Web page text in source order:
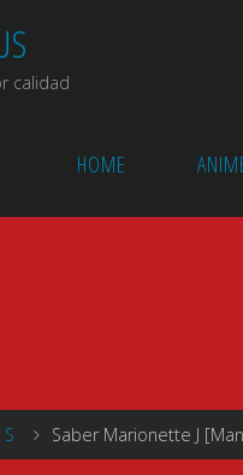
S
calidad
HOME
Saber Marionette J